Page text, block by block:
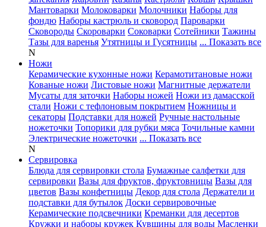
Мантоварки Молоковарки Молочники Наборы для
фондю Наборы кастрюль и сковород Пароварки
Сковороды Скороварки Соковарки Сотейники Тажины
Тазы для варенья Утятницы и Гусятницы ... Показать все
N
Ножи
Керамические кухонные ножи Керамотитановые ножи
Кованые ножи Листовые ножи Магнитные держатели
Мусаты для заточки Наборы ножей Ножи из дамасской
стали Ножи с тефлоновым покрытием Ножницы и
секаторы Подставки для ножей Ручные настольные
ножеточки Топорики для рубки мяса Точильные камни
Электрические ножеточки ... Показать все
N
Сервировка
Блюда для сервировки стола Бумажные салфетки для
сервировки Вазы для фруктов, фруктовницы Вазы для
цветов Вазы конфетницы Декор для стола Держатели и
подставки для бутылок Доски сервировочные
Керамические подсвечники Креманки для десертов
Кружки и наборы кружек Кувшины для воды Масленки